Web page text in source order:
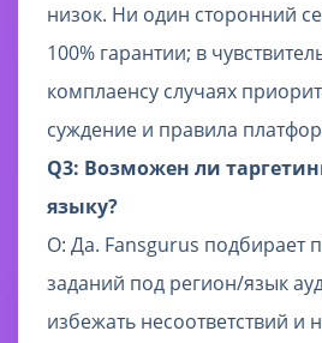
низок. Ни один сторонний
100% гарантии; в
комплаенсу случаях
суждение и правила
Q3: Возможен ли
языку?
О: Да. Fansgurus подбирает
заданий под регион/язык
избежать несоответствий и